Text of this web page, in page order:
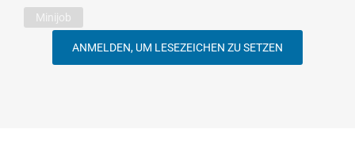
Minijob
ANMELDEN, UM LESEZEICHEN ZU SETZEN